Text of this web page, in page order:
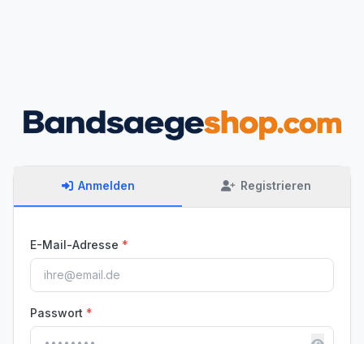
Anmelden
Anmelden Registrieren
E-Mail-Adresse *
Passwort *